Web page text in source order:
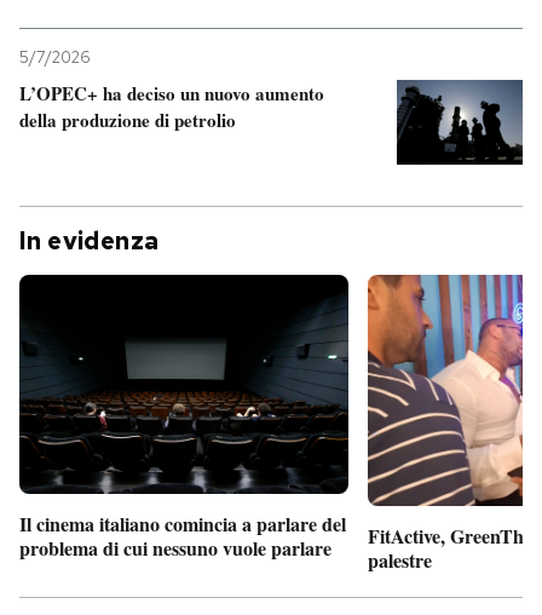
5/7/2026
L’OPEC+ ha deciso un nuovo aumento
della produzione di petrolio
In evidenza
Il cinema italiano comincia a parlare del
problema di cui nessuno vuole parlare
FitActive,
palestre